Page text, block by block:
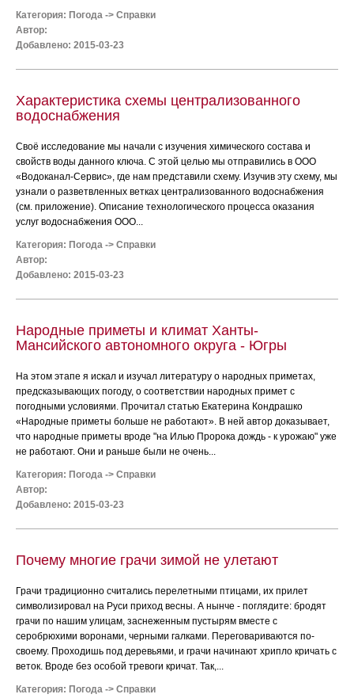
Категория: Погода -> Справки
Автор:
Добавлено: 2015-03-23
Характеристика схемы централизованного
водоснабжения
Своё исследование мы начали с изучения химического состава и
свойств воды данного ключа. С этой целью мы отправились в ООО
«Водоканал-Сервис», где нам представили схему. Изучив эту схему, мы
узнали о разветвленных ветках централизованного водоснабжения
(см. приложение). Описание технологического процесса оказания
услуг водоснабжения ООО...
Категория: Погода -> Справки
Автор:
Добавлено: 2015-03-23
Народные приметы и климат Ханты-
Мансийского автономного округа - Югры
На этом этапе я искал и изучал литературу о народных приметах,
предсказывающих погоду, о соответствии народных примет с
погодными условиями. Прочитал статью Екатерина Кондрашко
«Народные приметы больше не работают». В ней автор доказывает,
что народные приметы вроде "на Илью Пророка дождь - к урожаю" уже
не работают. Они и раньше были не очень...
Категория: Погода -> Справки
Автор:
Добавлено: 2015-03-23
Почему многие грачи зимой не улетают
Грачи традиционно считались перелетными птицами, их прилет
символизировал на Руси приход весны. А нынче - поглядите: бродят
грачи по нашим улицам, заснеженным пустырям вместе с
серобрюхими воронами, черными галками. Переговариваются по-
своему. Проходишь под деревьями, и грачи начинают хрипло кричать с
веток. Вроде без особой тревоги кричат. Так,...
Категория: Погода -> Справки